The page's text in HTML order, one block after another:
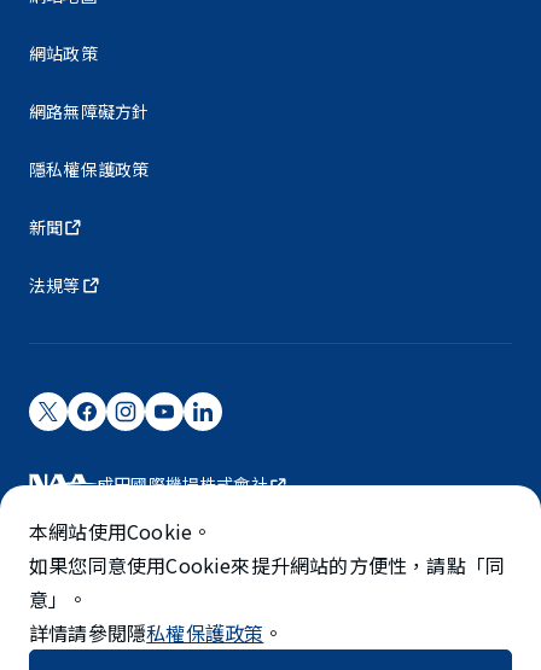
網站政策
網路無障礙方針
隱私權保護政策
新聞
法規等
成田國際機場株式會社
成田國際機場由NAA營運。
©NARITA INTERNATIONAL AIRPORT CORPORATION
5-STAR AIRPORT
本網站使用Cookie。
如果您同意使用Cookie來提升網站的方便性，請點「同
意」。
詳情請參閱隱私權保護政策 。